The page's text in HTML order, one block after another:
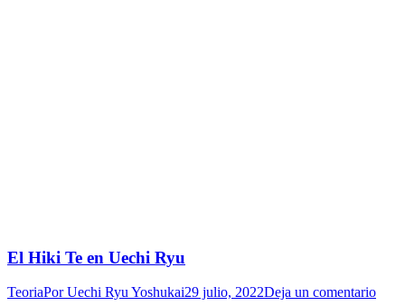
El Hiki Te en Uechi Ryu
TeoriaPorUechi Ryu Yoshukai29 julio, 2022Deja un comentario